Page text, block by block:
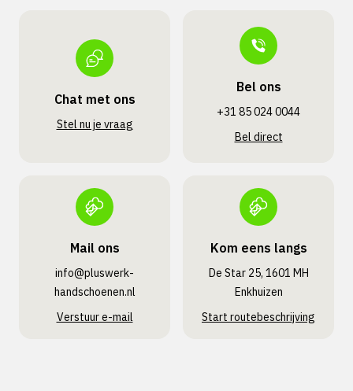
Chat met ons
Stel nu je vraag
Bel ons
+31 85 024 0044
Bel direct
Mail ons
info@pluswerk­
handschoenen.nl
Verstuur e-mail
Kom eens langs
De Star 25, 1601 MH
Enkhuizen
Start routebeschrijving